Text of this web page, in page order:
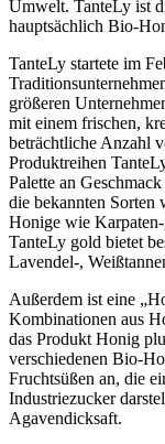
Umwelt. TanteLy ist
hauptsächlich Bio-
TanteLy startete im
größeren
mit einem frischen,
beträchtliche Anzahl
Produktreihen
Palette an
die bekannten
Honige wie
TanteLy gold bietet
Lavendel-,
Außerdem ist eine
Kombinationen aus
das Produkt Honig
verschiedenen Bio-
Fruchtsüßen an, die
Industriezucker
Agavendicksaft.